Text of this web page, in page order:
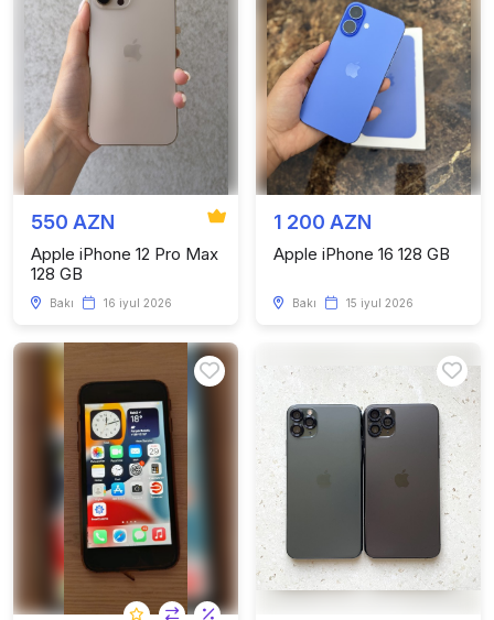
550 AZN
Apple iPhone 12 Pro Max
128 GB
Bakı 16 iyul 2026
1 200 AZN
Apple iPhone 16 128 GB
Bakı 15 iyul 2026